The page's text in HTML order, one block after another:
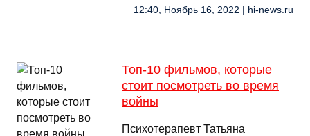
12:40, Ноябрь 16, 2022 | hi-news.ru
Топ-10 фильмов, которые
стоит посмотреть во время
войны
Психотерапевт Татьяна